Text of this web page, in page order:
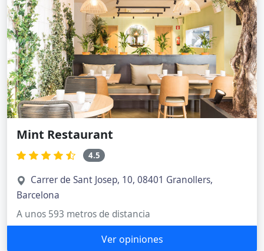
Mint Restaurant
4.5
Carrer de Sant Josep, 10, 08401 Granollers,
Barcelona
A unos 593 metros de distancia
Ver opiniones